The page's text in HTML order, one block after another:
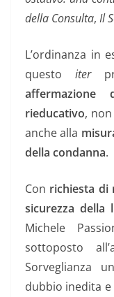
della Consulta, Il
L’ordinanza in
questo iter
rieducativo,
anche alla
della condanna.
Con richiesta di
sicurezza della
Michele
sottoposto
Sorveglianza
dubbio inedita